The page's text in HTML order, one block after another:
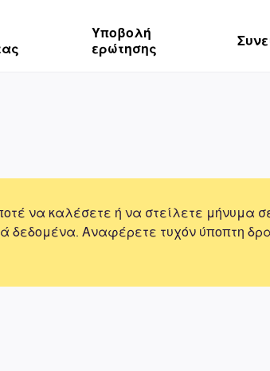
Υποβολή
ερώτησης
να καλέσετε ή να στείλετε μήνυμα
δεδομένα. Αναφέρετε τυχόν ύποπτη